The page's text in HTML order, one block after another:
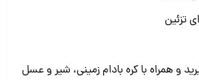
تزئین
و همراه با کره بادام زمینی، شیر و عسل